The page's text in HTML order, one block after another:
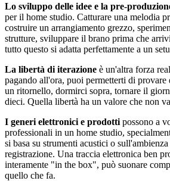
Lo sviluppo delle idee e la pre-
per il home studio. Catturare una melodia
costruire un arrangiamento grezzo,
strutture, sviluppare il brano prima che
tutto questo si adatta perfettamente a un
La libertà di iterazione è un'altra forza
pagando all'ora, puoi permetterti di
un ritornello, dormirci sopra, tornare il
dieci. Quella libertà ha un valore che non
I generi elettronici e prodotti possono a
professionali in un home studio,
si basa su strumenti acustici o
registrazione. Una traccia elettronica ben
interamente "in the box", può suonare
quello che fa.